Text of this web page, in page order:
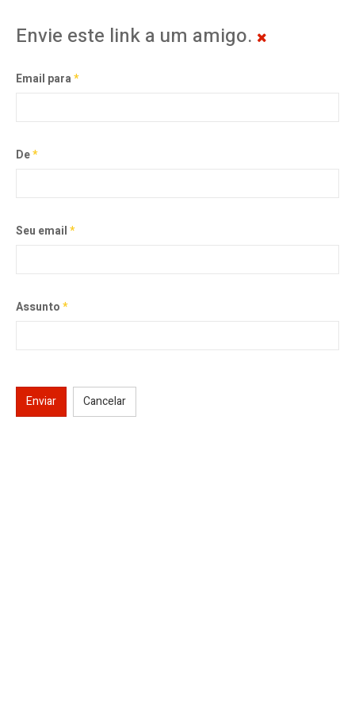
Envie este link a um amigo.
Email para*
De*
Seu email*
Assunto*
Enviar Cancelar